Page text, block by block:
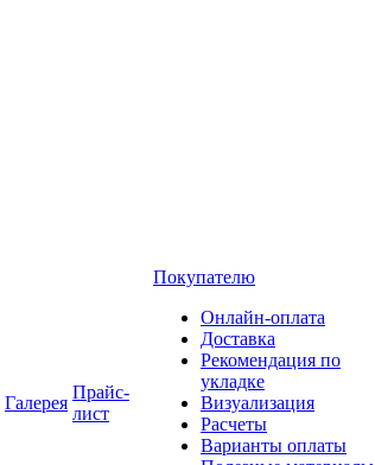
Галерея
Прайс-
лист
Покупателю
Онлайн-оплата
Доставка
Рекомендация по
укладке
Визуализация
Расчеты
Варианты оплаты